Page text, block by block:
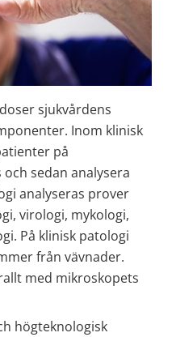
sjukvårdens
Inom klinisk
på
sedan analysera
analyseras prover
virologi, mykologi,
På klinisk patologi
från vävnader.
med mikroskopets
högteknologisk